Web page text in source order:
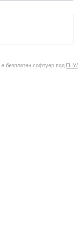
е безплатен софтуер под ГНУ/